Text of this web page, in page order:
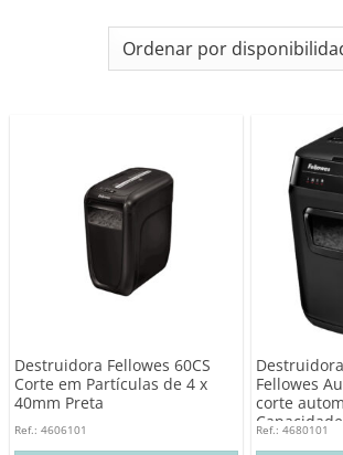
Destruidora Fellowes 60CS
Corte em Partículas de 4 x
40mm Preta
Ref.: 4606101
Fellowes
corte
Capacidade
Ref.: 4680101